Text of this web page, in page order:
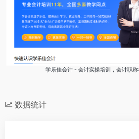
学乐佳会计 - 会计实操培训，会计职
数据统计